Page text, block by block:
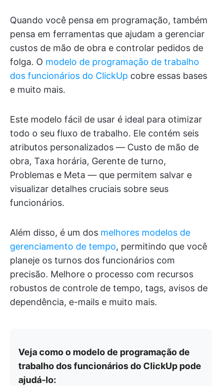
Quando você pensa em programação, também
pensa em ferramentas que ajudam a gerenciar
custos de mão de obra e controlar pedidos de
folga. O modelo de programação de trabalho
dos funcionários do ClickUp cobre essas bases
e muito mais.
Este modelo fácil de usar é ideal para otimizar
todo o seu fluxo de trabalho. Ele contém seis
atributos personalizados — Custo de mão de
obra, Taxa horária, Gerente de turno,
Problemas e Meta — que permitem salvar e
visualizar detalhes cruciais sobre seus
funcionários.
Além disso, é um dos melhores modelos de
gerenciamento de tempo, permitindo que você
planeje os turnos dos funcionários com
precisão. Melhore o processo com recursos
robustos de controle de tempo, tags, avisos de
dependência, e-mails e muito mais.
Veja como o modelo de programação de
trabalho dos funcionários do ClickUp pode
ajudá-lo: